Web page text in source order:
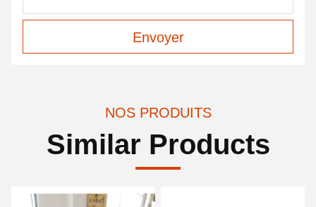
Envoyer
NOS PRODUITS
Similar Products